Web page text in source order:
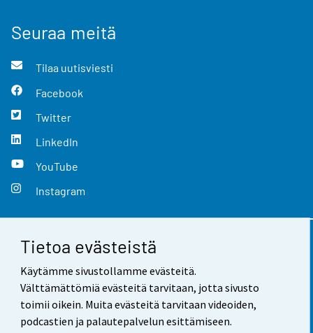
Tietoa evästeistä
Käytämme sivustollamme evästeitä.
Välttämättömiä evästeitä tarvitaan, jotta sivusto
toimii oikein. Muita evästeitä tarvitaan videoiden,
podcastien ja palautepalvelun esittämiseen.
Seuraa meitä
Tilaa uutisviesti
Facebook
Twitter
LinkedIn
YouTube
Instagram
Yhteystiedot
Palaute
Käyttöehdot